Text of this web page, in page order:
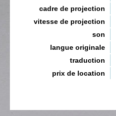
cadre de projection
vitesse de projection
son
langue originale
traduction
prix de location